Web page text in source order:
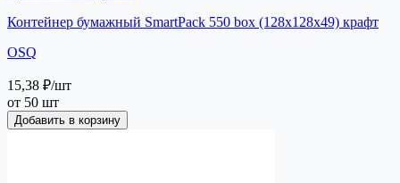
Контейнер бумажный SmartPack 550 box (128х128х49) крафт
OSQ
15,38 ₽/шт
от 50 шт
Добавить в корзину